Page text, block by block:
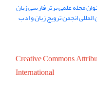
مجله علمی برتر فارسی زبان
بین المللی انجمن ترویج زبان و ادب
Creative Commons
International